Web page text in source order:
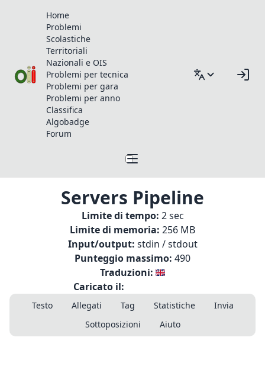
Home
Problemi
Scolastiche
Territoriali
Nazionali e OIS
Problemi per tecnica
Problemi per gara
Problemi per anno
Classifica
Algobadge
Forum
Servers Pipeline
Limite di tempo: 2 sec
Limite di memoria: 256 MB
Input/output: stdin / stdout
Punteggio massimo: 490
Traduzioni:
Caricato il:
Testo Allegati Tag Statistiche
Invia
Sottoposizioni
Aiuto